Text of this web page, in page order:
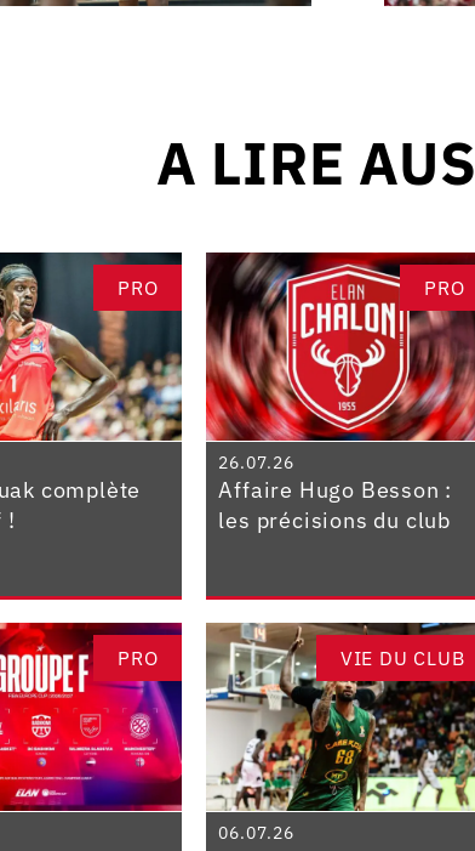
A LIRE
PRO
complète
!
PRO
26.07.26
Affaire Hugo Besson :
les précisions du club
PRO VIE DU CLUB
06.07.26